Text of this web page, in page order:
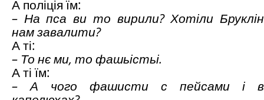
А поліція їм:
– На пса ви то вирили? Хотіли Бруклін
нам завалити?
А ті:
– То нє ми, то фашьістьі.
А ті їм:
– А чого фашисти с пейсами і в